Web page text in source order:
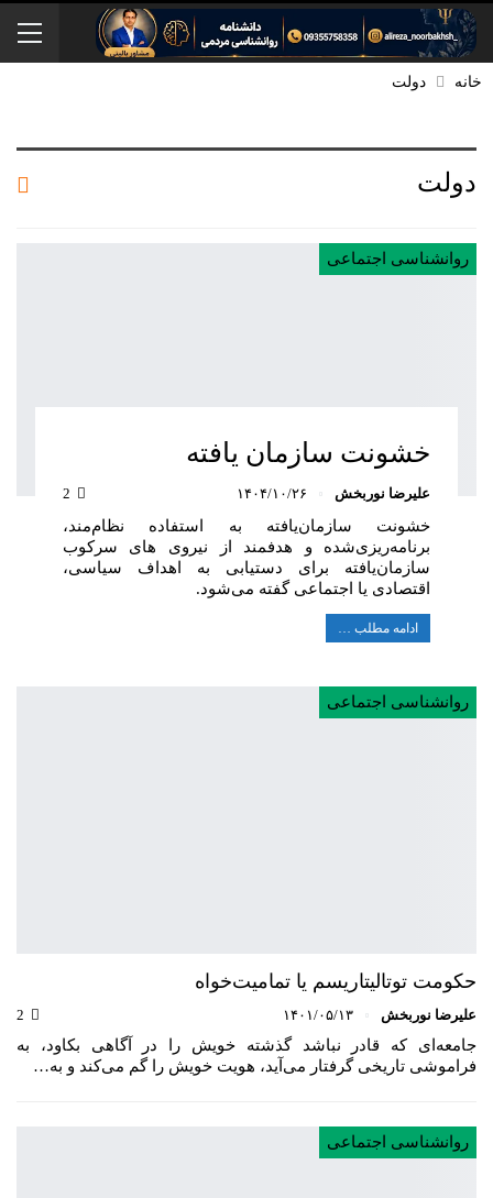
خانه دولت
دولت
روانشناسی اجتماعی
خشونت سازمان یافته
علیرضا نوربخش ۱۴۰۴/۱۰/۲۶
خشونت سازمان‌یافته به استفاده نظام‌مند،
برنامه‌ریزی‌شده و هدفمند از نیروی های سرکوب
سازمان‌یافته برای دستیابی به اهداف سیاسی،
اقتصادی یا اجتماعی گفته می‌شود.
ادامه مطلب …
روانشناسی اجتماعی
حکومت توتالیتاریسم یا تمامیت‌خواه
علیرضا نوربخش ۱۴۰۱/۰۵/۱۳
جامعه‌ای که قادر نباشد گذشته خویش را در آگاهی بکاود، به
فراموشی تاریخی گرفتار می‌آید، هویت خویش را گم می‌کند و به…
روانشناسی اجتماعی